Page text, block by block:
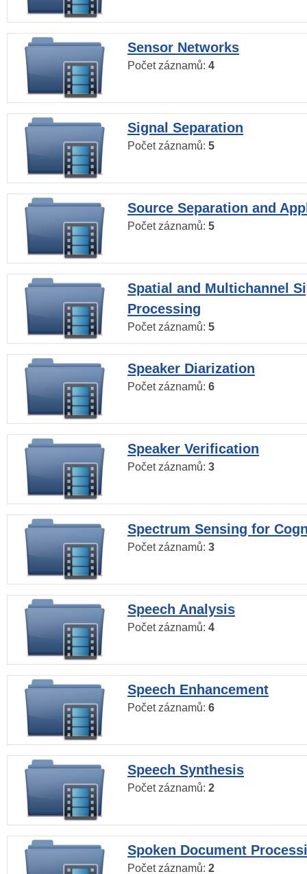
Sensor Networks
Počet záznamů: 4
Signal Separation
Počet záznamů: 5
Source Separation and
Počet záznamů: 5
Spatial and Multichannel
Processing
Počet záznamů: 5
Speaker Diarization
Počet záznamů: 6
Speaker Verification
Počet záznamů: 3
Spectrum Sensing for
Počet záznamů: 3
Speech Analysis
Počet záznamů: 4
Speech Enhancement
Počet záznamů: 6
Speech Synthesis
Počet záznamů: 2
Spoken Document
Počet záznamů: 2